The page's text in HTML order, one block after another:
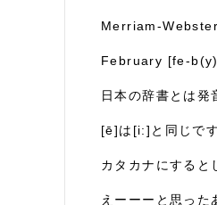
Merriam-Webster
February [fe-
日本の辞書とは発
[ē]は[i:]と同じです
カタカナにすると
えーーーと思った